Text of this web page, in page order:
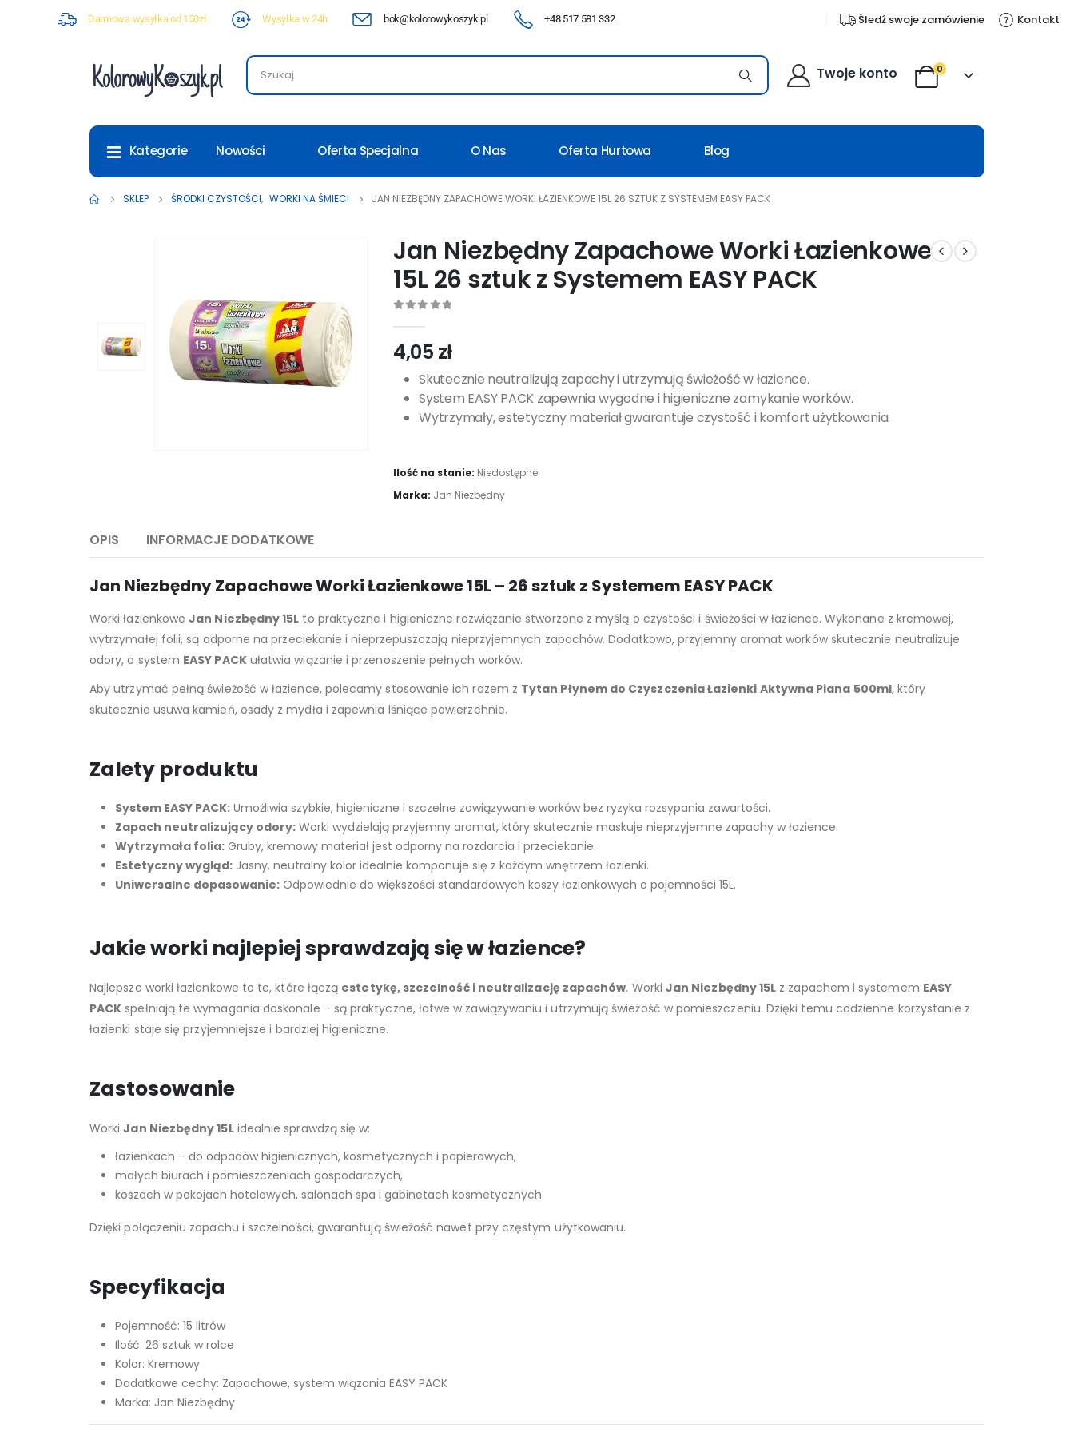
Darmowa wysyłka od 150zł Wysyłka w 24h bok@kolorowykoszyk.pl +48 517 581 332 Śledź swoje zamówienie Kontakt
Twoje konto 0
Kategorie Nowości Oferta Specjalna O Nas Oferta Hurtowa Blog
SKLEP ŚRODKI CZYSTOŚCI, WORKI NA ŚMIECI JAN NIEZBĘDNY ZAPACHOWE WORKI ŁAZIENKOWE 15L 26 SZTUK Z SYSTEMEM EASY PACK
Jan Niezbędny Zapachowe Worki Łazienkowe
15L 26 sztuk z Systemem EASY PACK
4,05 zł
Skutecznie neutralizują zapachy i utrzymują świeżość w łazience.
System EASY PACK zapewnia wygodne i higieniczne zamykanie worków.
Wytrzymały, estetyczny materiał gwarantuje czystość i komfort użytkowania.
Ilość na stanie: Niedostępne
Marka: Jan Niezbędny
OPIS INFORMACJE DODATKOWE
Jan Niezbędny Zapachowe Worki Łazienkowe 15L – 26 sztuk z Systemem EASY PACK
Worki łazienkoweJan Niezbędny 15L to praktyczne i higieniczne rozwiązanie stworzone z myślą o czystości i świeżości w łazience. Wykonane z kremowej,
wytrzymałej folii, są odporne na przeciekanie i nieprzepuszczają nieprzyjemnych zapachów. Dodatkowo, przyjemny aromat worków skutecznie neutralizuje
odory, a system EASY PACKułatwia wiązanie i przenoszenie pełnych worków.
Aby utrzymać pełną świeżość w łazience, polecamy stosowanie ich razem z Tytan Płynem do Czyszczenia Łazienki Aktywna Piana 500ml, który
skutecznie usuwa kamień, osady z mydła i zapewnia lśniące powierzchnie.
Zalety produktu
System EASY PACK: Umożliwia szybkie, higieniczne i szczelne zawiązywanie worków bez ryzyka rozsypania zawartości.
Zapach neutralizujący odory: Worki wydzielają przyjemny aromat, który skutecznie maskuje nieprzyjemne zapachy w łazience.
Wytrzymała folia: Gruby, kremowy materiał jest odporny na rozdarcia i przeciekanie.
Estetyczny wygląd: Jasny, neutralny kolor idealnie komponuje się z każdym wnętrzem łazienki.
Uniwersalne dopasowanie: Odpowiednie do większości standardowych koszy łazienkowych o pojemności 15L.
Jakie worki najlepiej sprawdzają się w łazience?
Najlepsze worki łazienkowe to te, które łączą estetykę, szczelność i neutralizację zapachów. Worki Jan Niezbędny 15L z zapachem i systemem EASY
PACK spełniają te wymagania doskonale – są praktyczne, łatwe w zawiązywaniu i utrzymują świeżość w pomieszczeniu. Dzięki temu codzienne korzystanie z
łazienki staje się przyjemniejsze i bardziej higieniczne.
Zastosowanie
WorkiJan Niezbędny 15Lidealnie sprawdzą się w:
łazienkach – do odpadów higienicznych, kosmetycznych i papierowych,
małych biurach i pomieszczeniach gospodarczych,
koszach w pokojach hotelowych, salonach spa i gabinetach kosmetycznych.
Dzięki połączeniu zapachu i szczelności, gwarantują świeżość nawet przy częstym użytkowaniu.
Specyfikacja
Pojemność: 15 litrów
Ilość: 26 sztuk w rolce
Kolor: Kremowy
Dodatkowe cechy: Zapachowe, system wiązania EASY PACK
Marka: Jan Niezbędny